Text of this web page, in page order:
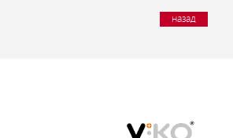
назад